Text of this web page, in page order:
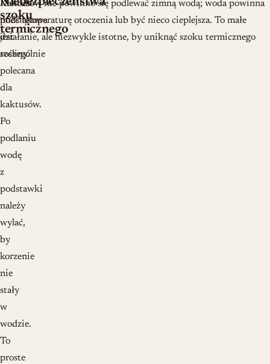
Metoda
podsiąkowa
jest
szczególnie
polecana
dla
kaktusów.
Po
podlaniu
wodę
z
podstawki
należy
wylać,
by
korzenie
nie
stały
w
wodzie.
To
proste
szoku
termicznego
Kaktusów nie powinno się podlewać zimną wodą; woda powinna
mieć temperaturę otoczenia lub być nieco cieplejsza. To małe
działanie, ale niezwykle istotne, by uniknąć szoku termicznego
rośliny.